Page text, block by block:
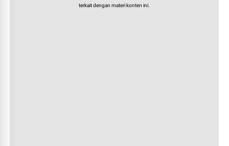
terkait dengan materi konten ini.